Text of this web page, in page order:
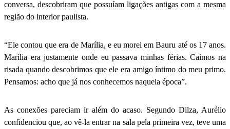
conversa, descobriram que possuíam ligações antigas com a mesma
região do interior paulista.
“Ele contou que era de Marília, e eu morei em Bauru até os 17 anos.
Marília era justamente onde eu passava minhas férias. Caímos na
risada quando descobrimos que ele era amigo íntimo do meu primo.
Pensamos: acho que já nos conhecemos naquela época”.
As conexões pareciam ir além do acaso. Segundo Dilza, Aurélio
confidenciou que, ao vê-la entrar na sala pela primeira vez, teve uma